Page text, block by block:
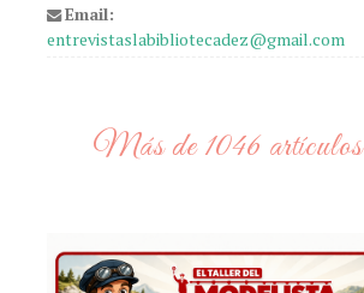
Email:
entrevistaslabibliotecadez@gmail.com
Más de 1046 artículos